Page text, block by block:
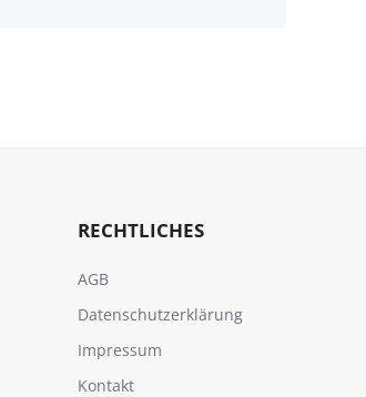
RECHTLICHES
AGB
Datenschutzerklärung
Impressum
Kontakt